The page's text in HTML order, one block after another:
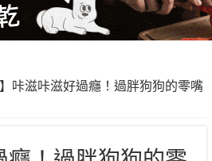
】咔滋咔滋好過癮！過胖狗狗的零嘴